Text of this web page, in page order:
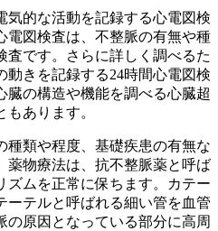
気的な活動を記録する心電図検
電図検査は、不整脈の有無や種
査です。さらに詳しく調べるた
動きを記録する24時間心電図検
臓の構造や機能を調べる心臓超
あります。
種類や程度、基礎疾患の有無な
薬物療法は、抗不整脈薬と呼ば
ズムを正常に保ちます。カテー
ーテルと呼ばれる細い管を血管
の原因となっている部分に高周